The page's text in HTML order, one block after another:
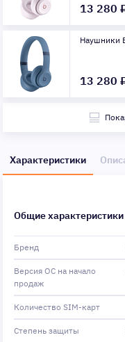
13 280
Наушники
13 280
Характеристики
Общие характеристики
Бренд
Версия ОС на начало
продаж
Количество SIM-карт
Степень защиты